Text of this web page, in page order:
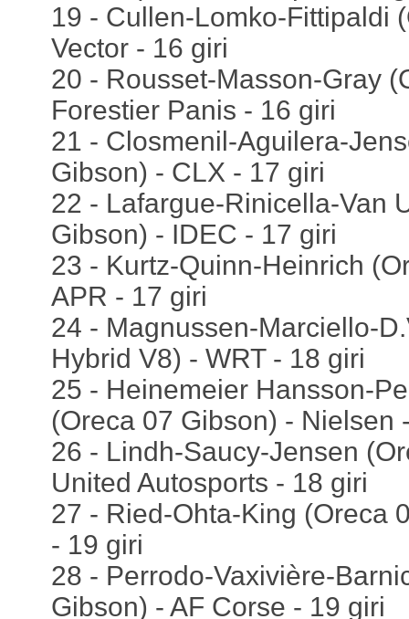
19 - Cullen-Lomko-Fittipaldi
Vector - 16 giri
20 - Rousset-Masson-Gray
Forestier Panis - 16 giri
21 - Closmenil-Aguilera-
Gibson) - CLX - 17 giri
22 - Lafargue-Rinicella-Van
Gibson) - IDEC - 17 giri
23 - Kurtz-Quinn-Heinrich
APR - 17 giri
24 - Magnussen-Marciello-
Hybrid V8) - WRT - 18 giri
25 - Heinemeier Hansson-
(Oreca 07 Gibson) - Nielsen
26 - Lindh-Saucy-Jensen
United Autosports - 18 giri
27 - Ried-Ohta-King (Oreca
- 19 giri
28 - Perrodo-Vaxivière-
Gibson) - AF Corse - 19 giri